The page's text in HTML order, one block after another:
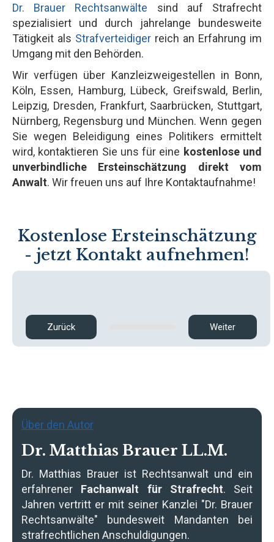
Dr. Brauer Rechtsanwälte sind auf Strafrecht
spezialisiert und durch jahrelange bundesweite
Tätigkeit als Strafverteidiger reich an Erfahrung im
Umgang mit den Behörden.
Wir verfügen über Kanzleizweigestellen in Bonn,
Köln, Essen, Hamburg, Lübeck, Greifswald, Berlin,
Leipzig, Dresden, Frankfurt, Saarbrücken, Stuttgart,
Nürnberg, Regensburg und München. Wenn gegen
Sie wegen Beleidigung eines Politikers ermittelt
wird, kontaktieren Sie uns für eine kostenlose und
unverbindliche Ersteinschätzung direkt vom
Anwalt. Wir freuen uns auf Ihre Kontaktaufnahme!
Kostenlose Ersteinschätzung
- jetzt Kontakt aufnehmen!
Zurück Weiter
Über den Autor
Dr. Matthias Brauer LL.M.
Dr. Matthias Brauer ist Rechtsanwalt und ein
erfahrener Fachanwalt für Strafrecht. Seit
Jahren vertritt er mit seiner Kanzlei "Dr. Brauer
Rechtsanwälte" bundesweit Mandanten bei
strafrechtlichen Anschuldigungen.